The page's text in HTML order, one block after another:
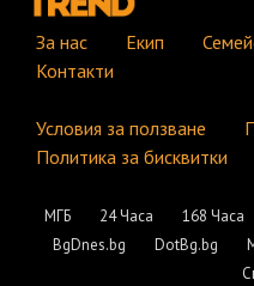
За нас Екип
Контакти
Условия за ползване
Политика за бисквитки
МГБ 24 Часа 168 Часа
BgDnes.bg
DotBg.bg